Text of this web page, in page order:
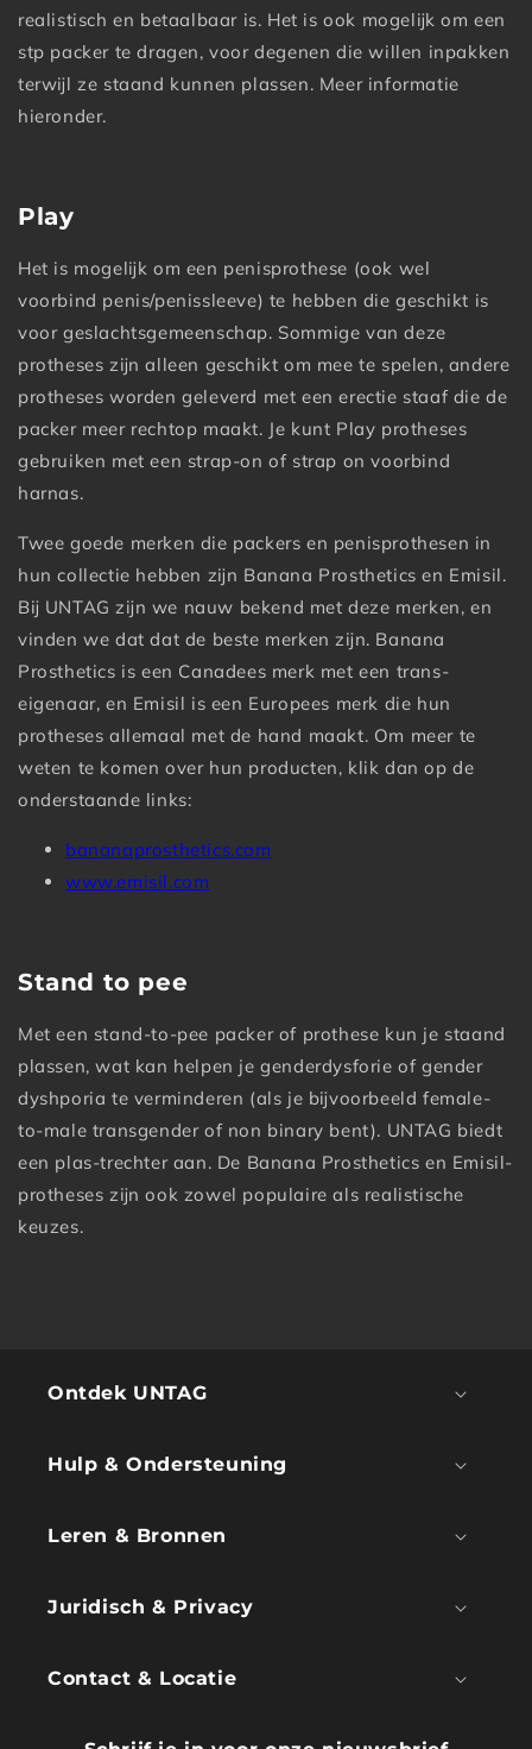
realistisch en betaalbaar is. Het is ook mogelijk om een
stp packer te dragen, voor degenen die willen inpakken
terwijl ze staand kunnen plassen. Meer informatie
hieronder.
Play
Het is mogelijk om een penisprothese (ook wel
voorbind penis/penissleeve) te hebben die geschikt is
voor geslachtsgemeenschap. Sommige van deze
protheses zijn alleen geschikt om mee te spelen, andere
protheses worden geleverd met een erectie staaf die de
packer meer rechtop maakt. Je kunt Play protheses
gebruiken met een strap-on of strap on voorbind
harnas.
Twee goede merken die packers en penisprothesen in
hun collectie hebben zijn Banana Prosthetics en Emisil.
Bij UNTAG zijn we nauw bekend met deze merken, en
vinden we dat dat de beste merken zijn. Banana
Prosthetics is een Canadees merk met een trans-
eigenaar, en Emisil is een Europees merk die hun
protheses allemaal met de hand maakt. Om meer te
weten te komen over hun producten, klik dan op de
onderstaande links:
bananaprosthetics.com
www.emisil.com
Stand to pee
Met een stand-to-pee packer of prothese kun je staand
plassen, wat kan helpen je genderdysforie of gender
dyshporia te verminderen (als je bijvoorbeeld female-
to-male transgender of non binary bent). UNTAG biedt
een plas-trechter aan. De Banana Prosthetics en Emisil-
protheses zijn ook zowel populaire als realistische
keuzes.
Ontdek UNTAG
Hulp & Ondersteuning
Leren & Bronnen
Juridisch & Privacy
Contact & Locatie